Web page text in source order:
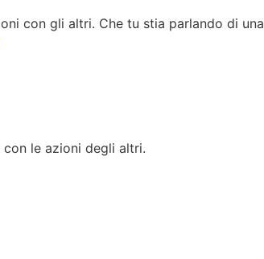
con gli altri. Che tu stia parlando di una
con le azioni degli altri.